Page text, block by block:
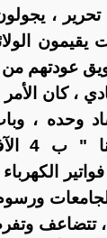
،
يقيمون
عودتهم
، كان
وحده ،
مواطن )
، تتضاعف